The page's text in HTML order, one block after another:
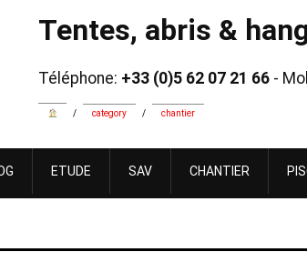
Tentes, abris &
Téléphone: +33 (0)5 62 07 21 66 -
/ category / chantier
ETUDE SAV CHANTIER